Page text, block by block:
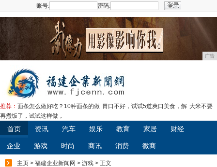
账号: 密码:
广告
推荐： 面条怎么做好吃？10种面条的做 胃口不好，试试5道爽口美食，解 大米不要
再煮饭了，试试这样做，
首页 资讯 汽车 娱乐 教育 家居 财经
企业 游戏 时尚 商讯 消费 微商
主页 > 福建企业新闻网 > 游戏 > 正文